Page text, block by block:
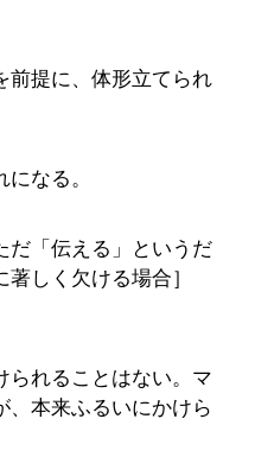
前提に、体形立てられ
なる。
だ「伝える」というだ
しく欠ける場合］
られることはない。マ
、本来ふるいにかけら